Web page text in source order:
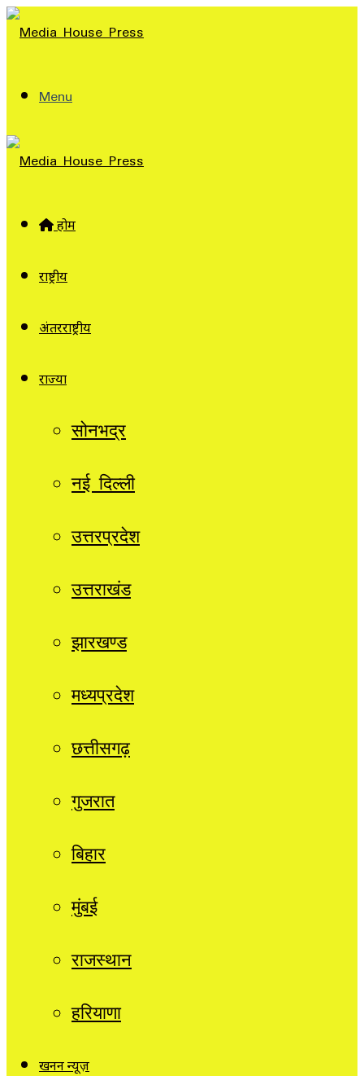
Menu
होम
राष्ट्रीय
अंतरराष्ट्रीय
राज्यों
सोनभद्र
नई दिल्ली
उत्तरप्रदेश
उत्तराखंड
झारखण्ड
मध्यप्रदेश
छत्तीसगढ़
गुजरात
बिहार
मुंबई
राजस्थान
हरियाणा
खनन न्यूज़